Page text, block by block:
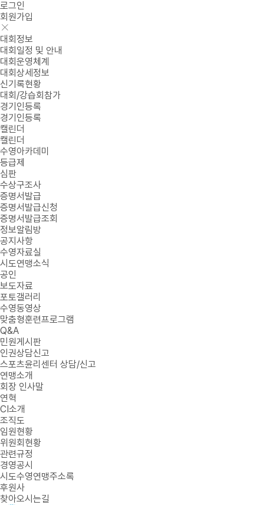
로그인
회원가입
대회정보
대회일정 및 안내
대회운영체계
대회상세정보
신기록현황
대회/강습회참가
경기인등록
경기인등록
캘린더
캘린더
수영아카데미
등급제
심판
수상구조사
증명서발급
증명서발급신청
증명서발급조회
정보알림방
공지사항
수영자료실
시도연맹소식
공인
보도자료
포토갤러리
수영동영상
맞춤형훈련프로그램
Q&A
민원게시판
인권상담신고
스포츠윤리센터 상담/신고
연맹소개
회장 인사말
연혁
CI소개
조직도
임원현황
위원회현황
관련규정
경영공시
시도수영연맹주소록
후원사
찾아오시는길